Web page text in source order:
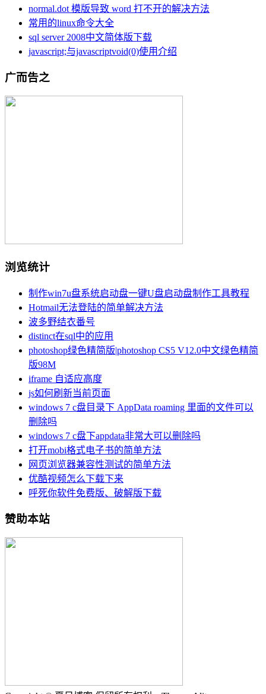
normal.dot 模版导致 word 打不开的解决方法
常用的linux命令大全
sql server 2008中文简体版下载
javascript;与javascriptvoid(0)使用介绍
广而告之
浏览统计
制作win7u盘系统启动盘一键U盘启动盘制作工具教程
Hotmail无法登陆的简单解决方法
波多野结衣番号
distinct在sql中的应用
photoshop绿色精简版|photoshop CS5 V12.0中文绿色精简
版98M
iframe 自适应高度
js如何刷新当前页面
windows 7 c盘目录下 AppData roaming 里面的文件可以
删除吗
windows 7 c盘下appdata非常大可以删除吗
打开mobi格式电子书的简单方法
网页浏览器兼容性测试的简单方法
优酷视频怎么下载下来
呼死你软件免费版、破解版下载
赞助本站